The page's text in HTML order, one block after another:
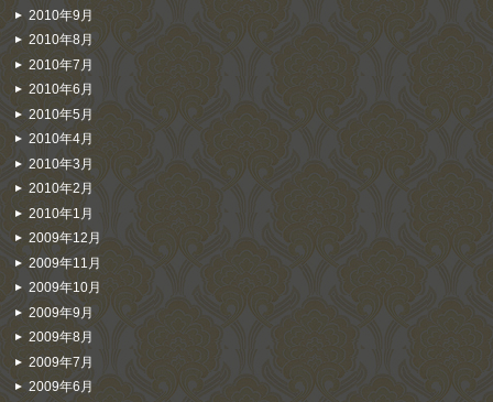
2010年9月
2010年8月
2010年7月
2010年6月
2010年5月
2010年4月
2010年3月
2010年2月
2010年1月
2009年12月
2009年11月
2009年10月
2009年9月
2009年8月
2009年7月
2009年6月